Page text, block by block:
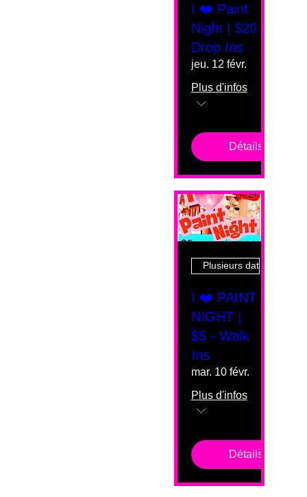
I ❤️ Paint
Night | $20
Drop Ins
jeu. 12 févr.
Plus d'infos
Détails
Plusieurs dates
I ❤️ PAINT
NIGHT |
$5 - Walk
Ins
mar. 10 févr.
Plus d'infos
Détails